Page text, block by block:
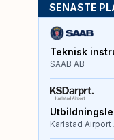
SENASTE
Teknisk
SAAB AB
Karlstad Airport